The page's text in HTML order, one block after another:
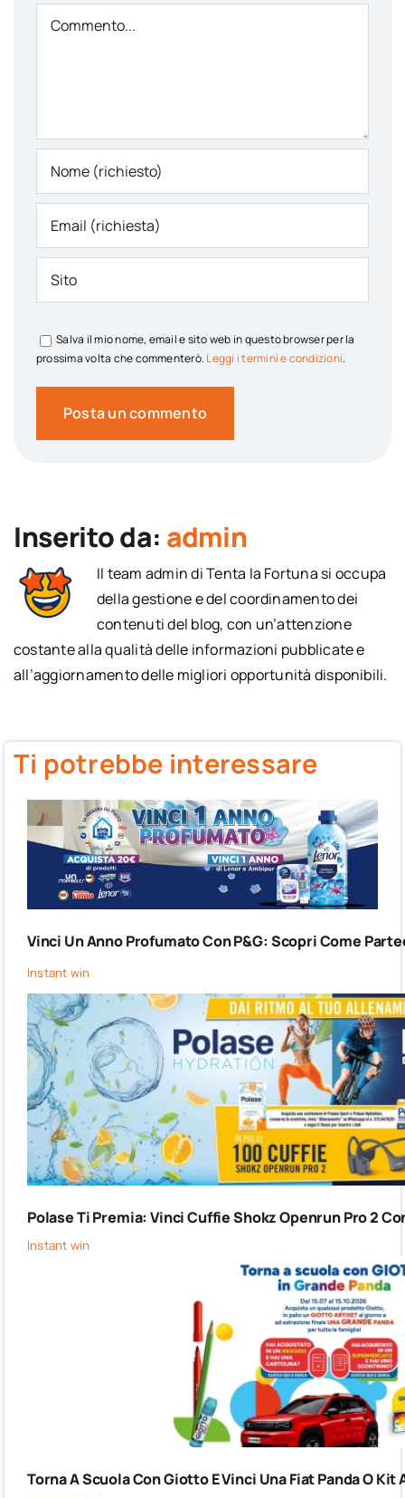
Comment
Salva il mio nome, email e sito web in questo browser per la
prossima volta che commenterò. Leggi i termini e condizioni.
Inserito da: admin
Il team admin di Tenta la Fortuna si occupa
della gestione e del coordinamento dei
contenuti del blog, con un’attenzione
costante alla qualità delle informazioni pubblicate e
all’aggiornamento delle migliori opportunità disponibili.
Ti potrebbe interessare
Vinci Un Anno Profumato Con P&G: Scopri Come
Instant win
Polase Ti Premia: Vinci Cuffie Shokz Openrun Pro 2
Instant win
Torna A Scuola Con Giotto E Vinci Una Fiat Panda O